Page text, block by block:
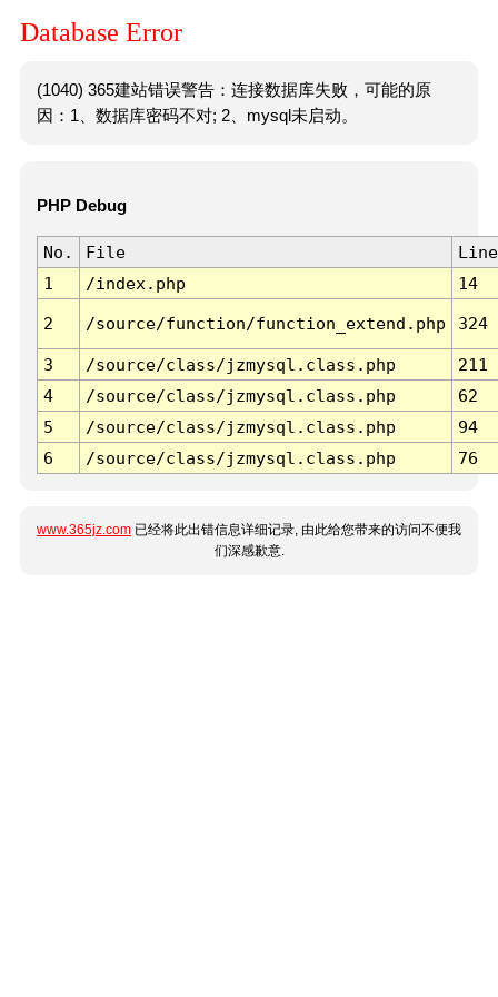
Database Error
(1040) 365建站错误警告：连接数据库失败，可能的原
因：1、数据库密码不对; 2、mysql未启动。
PHP Debug
No. File
Line
1
/index.php 14
2 /source/function/function_extend.php 324
3 /source/class/jzmysql.class.php
211
4
/source/class/jzmysql.class.php
62
5
/source/class/jzmysql.class.php
94
6
/source/class/jzmysql.class.php 76
www.365jz.com 已经将此出错信息详细记录, 由此给您带来的访问不便我
们深感歉意.